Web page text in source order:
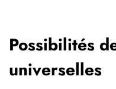
Possibilités
universelles